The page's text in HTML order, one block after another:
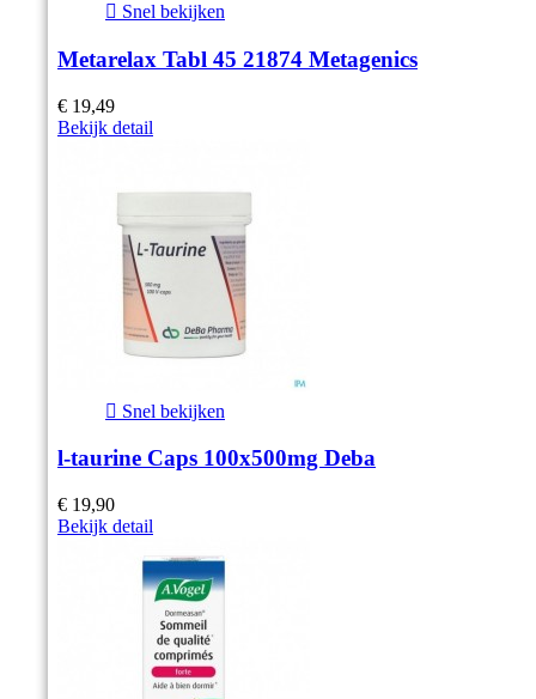
 Snel bekijken
Metarelax Tabl 45 21874 Metagenics
€ 19,49
Bekijk detail
 Snel bekijken
l-taurine Caps 100x500mg Deba
€ 19,90
Bekijk detail